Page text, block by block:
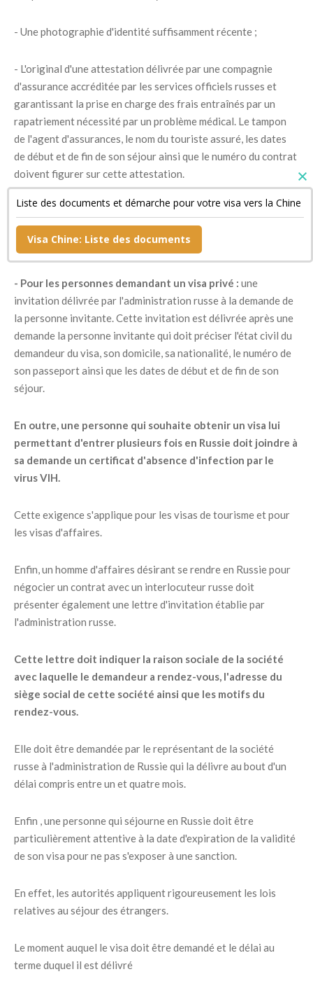
- Une photographie d'identité suffisamment récente ;
- L'original d'une attestation délivrée par une compagnie
d'assurance accréditée par les services officiels russes et
garantissant la prise en charge des frais entraînés par un
rapatriement nécessité par un problème médical. Le tampon
de l'agent d'assurances, le nom du touriste assuré, les dates
de début et de fin de son séjour ainsi que le numéro du contrat
doivent figurer sur cette attestation.
- Un document confirmant la réservation de sa chambre
d'hôtel si son séjour est bref ainsi qu'une copie de son billet de
retour ;
- Pour les personnes demandant un visa privé : une
invitation délivrée par l'administration russe à la demande de
la personne invitante. Cette invitation est délivrée après une
demande la personne invitante qui doit préciser l'état civil du
demandeur du visa, son domicile, sa nationalité, le numéro de
son passeport ainsi que les dates de début et de fin de son
séjour.
En outre, une personne qui souhaite obtenir un visa lui
permettant d'entrer plusieurs fois en Russie doit joindre à
sa demande un certificat d'absence d'infection par le
virus VIH.
Cette exigence s'applique pour les visas de tourisme et pour
les visas d'affaires.
Enfin, un homme d'affaires désirant se rendre en Russie pour
négocier un contrat avec un interlocuteur russe doit
présenter également une lettre d'invitation établie par
l'administration russe.
Cette lettre doit indiquer la raison sociale de la société
avec laquelle le demandeur a rendez-vous, l'adresse du
siège social de cette société ainsi que les motifs du
rendez-vous.
Elle doit être demandée par le représentant de la société
russe à l'administration de Russie qui la délivre au bout d'un
délai compris entre un et quatre mois.
Enfin , une personne qui séjourne en Russie doit être
particulièrement attentive à la date d'expiration de la validité
de son visa pour ne pas s'exposer à une sanction.
En effet, les autorités appliquent rigoureusement les lois
relatives au séjour des étrangers.
Le moment auquel le visa doit être demandé et le délai au
terme duquel il est délivré
Liste des documents et démarche pour votre visa vers la Chine
Visa Chine: Liste des documents